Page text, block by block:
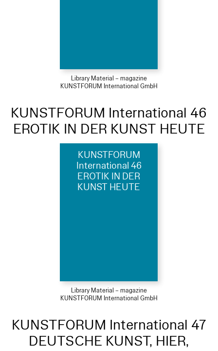
Library Material – magazine
KUNSTFORUM International GmbH
KUNSTFORUM International 46
EROTIK IN DER KUNST HEUTE
KUNSTFORUM
International 46
EROTIK IN DER
KUNST HEUTE
Library Material – magazine
KUNSTFORUM International GmbH
KUNSTFORUM International 47
DEUTSCHE KUNST, HIER,